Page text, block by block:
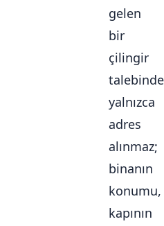
gelen
bir
çilingir
talebinde
yalnızca
adres
alınmaz;
binanın
konumu,
kapının